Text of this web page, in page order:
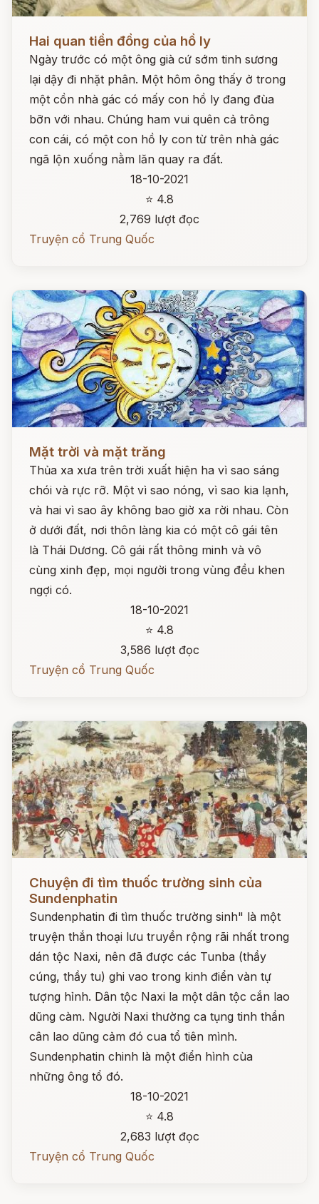
Hai quan tiền đồng của hồ ly
Ngày trước có một ông già cứ sớm tinh sương
lại dậy đi nhặt phân. Một hôm ông thấy ở trong
một cồn nhà gác có mấy con hồ ly đang đùa
bỡn với nhau. Chúng ham vui quên cả trông
con cái, có một con hồ ly con từ trên nhà gác
ngã lộn xuống nằm lăn quay ra đất.
18-10-2021
⭐ 4.8
2,769 lượt đọc
Truyện cổ Trung Quốc
Mặt trời và mặt trăng
Thủa xa xưa trên trời xuất hiện ha vì sao sáng
chói và rực rỡ. Một vì sao nóng, vì sao kia lạnh,
và hai vì sao ây không bao giờ xa rời nhau. Còn
ở dưới đất, nơi thôn làng kia có một cô gái tên
là Thái Dương. Cô gái rất thông minh và vô
cùng xinh đẹp, mọi người trong vùng đều khen
ngợi có.
18-10-2021
⭐ 4.8
3,586 lượt đọc
Truyện cổ Trung Quốc
Chuyện đi tìm thuốc trường sinh của
Sundenphatin
Sundenphatin đi tìm thuốc trường sinh" là một
truyện thắn thoại lưu truyền rộng rãi nhất trong
dán tộc Naxi, nên đã được các Tunba (thầy
cúng, thầy tu) ghi vao trong kinh điển vàn tự
tượng hỉnh. Dân tộc Naxi la một dân tộc cắn lao
dũng càm. Người Naxi thường ca tụng tinh thần
cân lao dũng cảm đó cua tổ tiên mình.
Sundenphatin chinh là một điển hình cùa
những ông tổ đó.
18-10-2021
⭐ 4.8
2,683 lượt đọc
Truyện cổ Trung Quốc